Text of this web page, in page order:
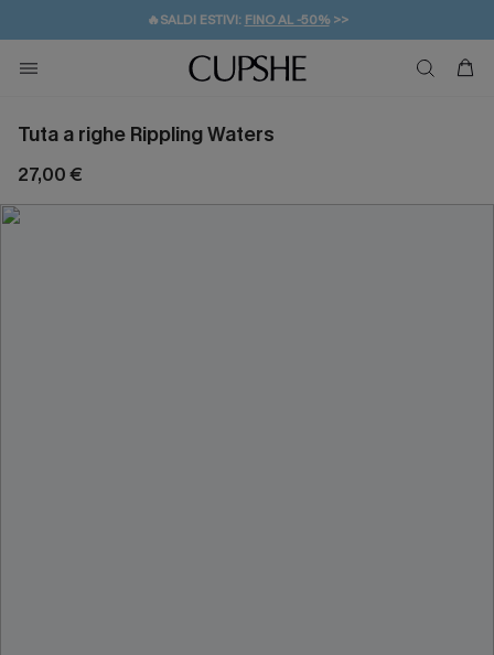
🔥SALDI ESTIVI: FINO AL -50%>>
🚚SPEDIZIONE GRATUITA DA 49€
💌REGALO PER I NUOVI: 20% DI SCONTO*
Tuta a righe Rippling Waters
27,00 €